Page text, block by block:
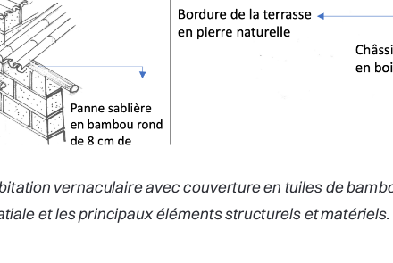
vernaculaire avec couverture en tuiles
et les principaux éléments structurels et